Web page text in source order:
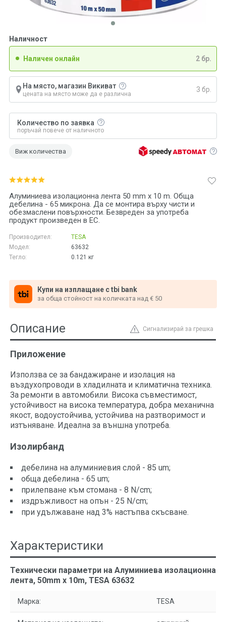
Алуминиева изолационна лента 50 mm x 10 m. Обща
дебелина - 65 микрона. Да се монтира върху чисти и
обезмаслени повърхности. Безвреден за употреба
продукт произведен в ЕС.
Производител:
TESA
Модел:
63632
Тегло:
0.121 кг
Купи на изплащане с tbi bank
за обща стойност на количката над € 50
Наличност
Наличен онлайн 2 бр.
На място, магазин Викиват
цената на място може да е различна
3 бр.
Количество по заявка
поръчай повече от наличното
Виж количества
Сигнализирай за грешка
Описание
Приложение
Използва се за бандажиране и изолация на
въздухопроводи в хладилната и климатична техника.
За ремонти в автомобили. Висока съвместимост,
устойчивост на висока температура, добра механична
якост, водоустойчива, устойчива на разтворимост и
изтъняване. Идеална за външна употреба.
Изолирбанд
дебелина на алуминиевия слой - 85 um;
обща дебелина - 65 um;
прилепване към стомана - 8 N/cm;
издръжливост на опън - 25 N/cm;
при удължаване над 3% настъпва скъсване.
Характеристики
Технически параметри на Алуминиева изолационна
лента, 50mm x 10m, TESA 63632
Марка: TESA